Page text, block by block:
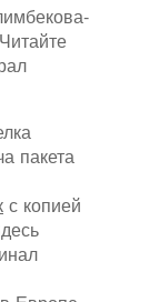
пакета
с копией